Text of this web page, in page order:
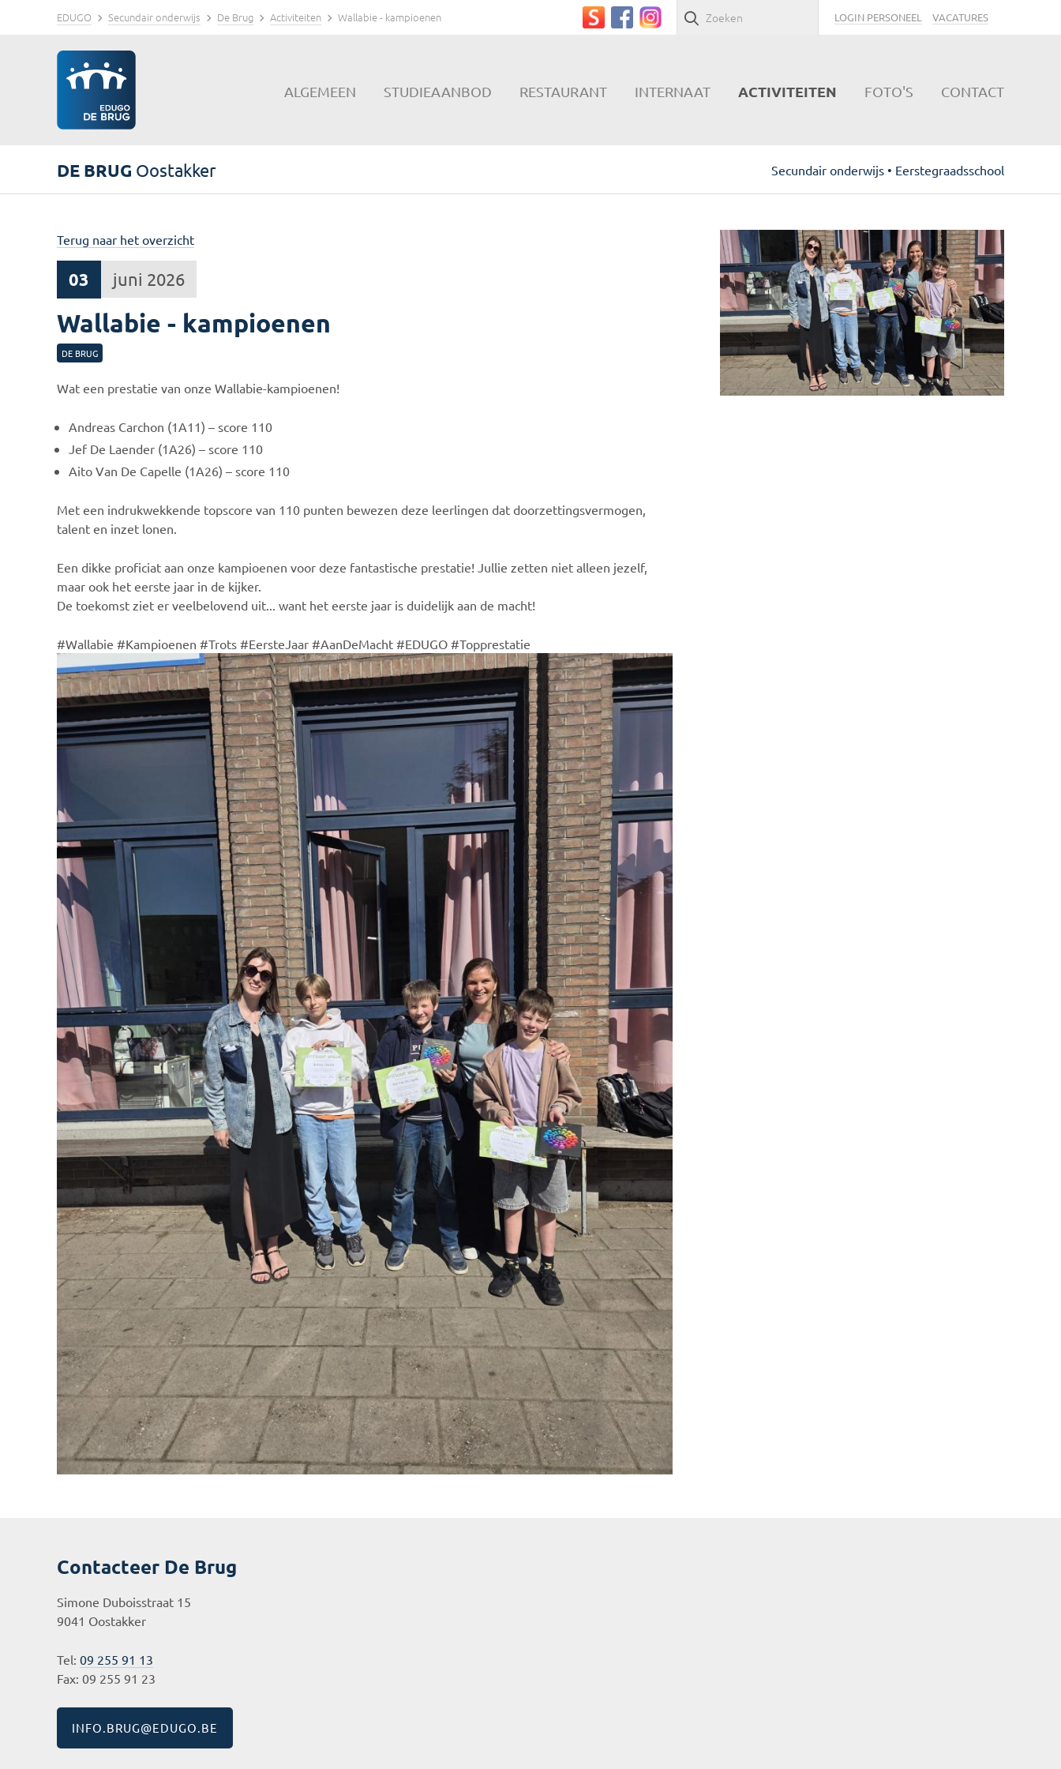
EDUGO Secundair onderwijs De Brug Activiteiten Wallabie - kampioenen LOGIN PERSONEEL VACATURES
ALGEMEEN STUDIEAANBOD RESTAURANT INTERNAAT ACTIVITEITEN FOTO'S CONTACT
DE BRUG Oostakker Secundair onderwijs • Eerstegraadsschool
Terug naar het overzicht
03 juni 2026
Wallabie - kampioenen
DE BRUG
Wat een prestatie van onze Wallabie-kampioenen!
Andreas Carchon (1A11) – score 110
Jef De Laender (1A26) – score 110
Aito Van De Capelle (1A26) – score 110
Met een indrukwekkende topscore van 110 punten bewezen deze leerlingen dat doorzettingsvermogen,
talent en inzet lonen.
Een dikke proficiat aan onze kampioenen voor deze fantastische prestatie! Jullie zetten niet alleen jezelf,
maar ook het eerste jaar in de kijker.
De toekomst ziet er veelbelovend uit... want het eerste jaar is duidelijk aan de macht!
#Wallabie #Kampioenen #Trots #EersteJaar #AanDeMacht #EDUGO #Topprestatie
Contacteer De Brug
Simone Duboisstraat 15
9041 Oostakker
Tel: 09 255 91 13
Fax: 09 255 91 23
INFO.BRUG@EDUGO.BE